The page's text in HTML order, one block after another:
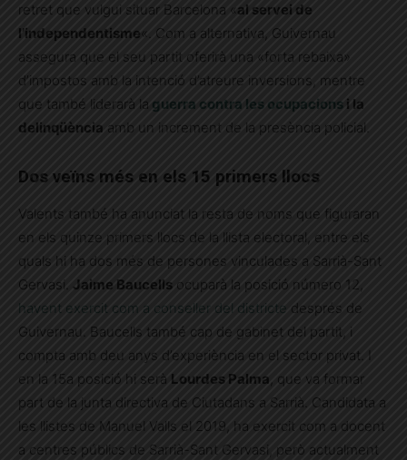
retret que vulgui situar Barcelona «al servei de
l’independentisme«. Com a alternativa, Guivernau
assegura que el seu partit oferirà una «forta rebaixa»
d’impostos amb la intenció d’atreure inversions, mentre
que també liderarà la guerra contra les ocupacions i la
delinqüència amb un increment de la presència policial.
Dos veïns més en els 15 primers llocs
Valents també ha anunciat la resta de noms que figuraran
en els quinze primers llocs de la llista electoral, entre els
quals hi ha dos més de persones vinculades a Sarrià-Sant
Gervasi. Jaime Baucells ocuparà la posició número 12,
havent exercit com a conseller del districte després de
Guivernau. Baucells també cap de gabinet del partit, i
compta amb deu anys d’experiència en el sector privat. I
en la 15a posició hi serà Lourdes Palma, que va formar
part de la junta directiva de Ciutadans a Sarrià. Candidata a
les llistes de Manuel Valls el 2019, ha exercit com a docent
a centres públics de Sarrià-Sant Gervasi, però actualment